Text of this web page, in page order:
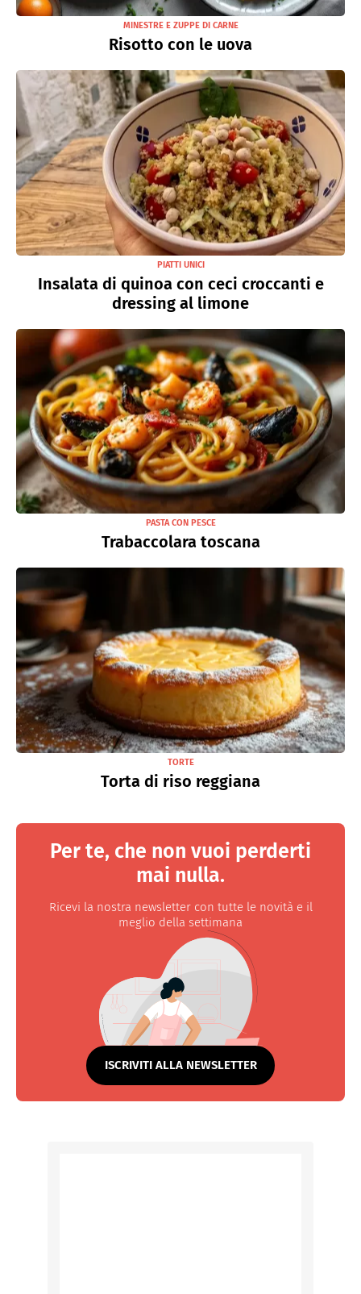
MINESTRE E ZUPPE DI CARNE
Risotto con le uova
PIATTI UNICI
Insalata di quinoa con ceci croccanti e
dressing al limone
PASTA CON PESCE
Trabaccolara toscana
TORTE
Torta di riso reggiana
Per te, che non vuoi perderti
mai nulla.
Ricevi la nostra newsletter con tutte le novità e il
meglio della settimana
ISCRIVITI ALLA NEWSLETTER